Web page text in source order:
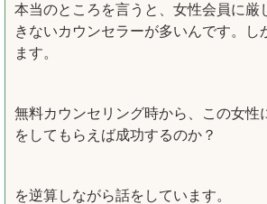
本当のところを言うと、女性会員に厳
きないカウンセラーが多いんです。し
ます。
無料カウンセリング時から、この女性
をしてもらえば成功するのか？
を逆算しながら話をしています。